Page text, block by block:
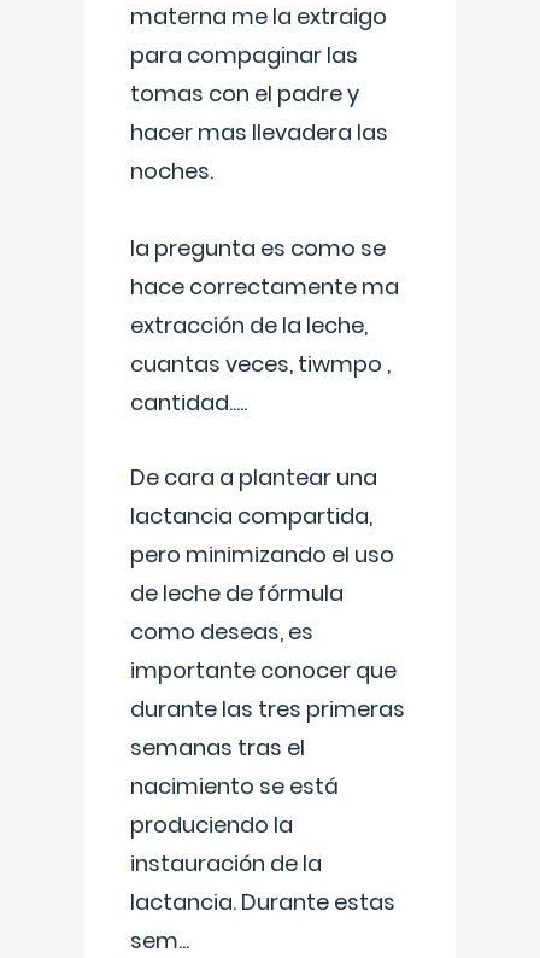
materna me la extraigo
para compaginar las
tomas con el padre y
hacer mas llevadera las
noches.
la pregunta es como se
hace correctamente ma
extracción de la leche,
cuantas veces, tiwmpo ,
cantidad.....
De cara a plantear una
lactancia compartida,
pero minimizando el uso
de leche de fórmula
como deseas, es
importante conocer que
durante las tres primeras
semanas tras el
nacimiento se está
produciendo la
instauración de la
lactancia. Durante estas
sem...